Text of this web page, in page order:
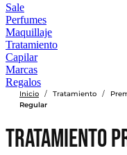
Sale
Perfumes
Maquillaje
Tratamiento
Capilar
Marcas
Regalos
Inicio / Tratamiento /
Regular
Tratamiento